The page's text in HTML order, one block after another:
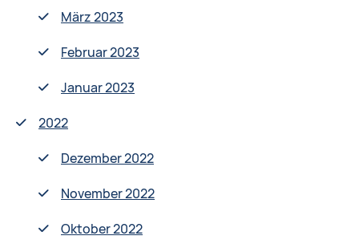
März 2023
Februar 2023
Januar 2023
2022
Dezember 2022
November 2022
Oktober 2022